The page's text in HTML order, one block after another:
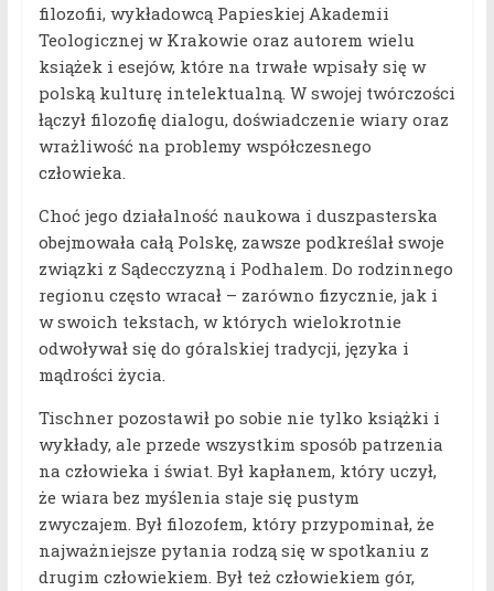
filozofii, wykładowcą Papieskiej Akademii
Teologicznej w Krakowie oraz autorem wielu
książek i esejów, które na trwałe wpisały się w
polską kulturę intelektualną. W swojej twórczości
łączył filozofię dialogu, doświadczenie wiary oraz
wrażliwość na problemy współczesnego
człowieka.
Choć jego działalność naukowa i duszpasterska
obejmowała całą Polskę, zawsze podkreślał swoje
związki z Sądecczyzną i Podhalem. Do rodzinnego
regionu często wracał – zarówno fizycznie, jak i
w swoich tekstach, w których wielokrotnie
odwoływał się do góralskiej tradycji, języka i
mądrości życia.
Tischner pozostawił po sobie nie tylko książki i
wykłady, ale przede wszystkim sposób patrzenia
na człowieka i świat. Był kapłanem, który uczył,
że wiara bez myślenia staje się pustym
zwyczajem. Był filozofem, który przypominał, że
najważniejsze pytania rodzą się w spotkaniu z
drugim człowiekiem. Był też człowiekiem gór,